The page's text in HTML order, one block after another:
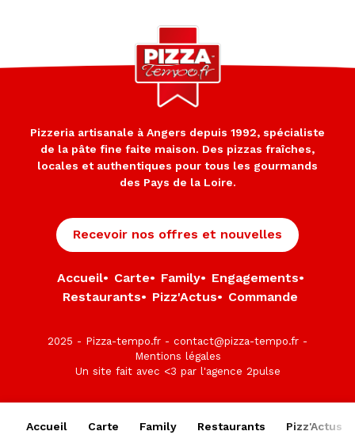
Accueil Carte Family Restaurants Pizz'Actus
Pizzeria artisanale à Angers depuis 1992, spécialiste
de la pâte fine faite maison. Des pizzas fraîches,
locales et authentiques pour tous les gourmands
des Pays de la Loire.
Recevoir nos offres et nouvelles
Accueil• Carte• Family• Engagements•
Restaurants• Pizz'Actus• Commande
2025 - Pizza-tempo.fr - contact@pizza-tempo.fr -
Mentions légales
Un site fait avec <3 par l'agence 2pulse